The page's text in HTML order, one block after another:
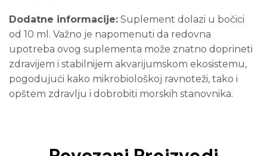
Dodatne informacije: Suplement dolazi u bočici
od 10 ml. Važno je napomenuti da redovna
upotreba ovog suplementa može znatno doprineti
zdravijem i stabilnijem akvarijumskom ekosistemu,
pogodujući kako mikrobiološkoj ravnoteži, tako i
opštem zdravlju i dobrobiti morskih stanovnika.